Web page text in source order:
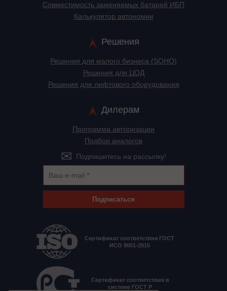
Cовместимость заменяемых батарей ИБП
Калькулятор автономии
Решения
Решения для малого бизнеса (SOHO)
Решения для ЦОД
Решения для лифтового оборудования
Дилерам
Программа авторизации
Подбор аналогов
Подпишитесь на рассылку!
Подписаться
Сертификат соответствия ГОСТ
ИСО 9001-2015
Сертификат соответствия в
системе ГОСТ Р